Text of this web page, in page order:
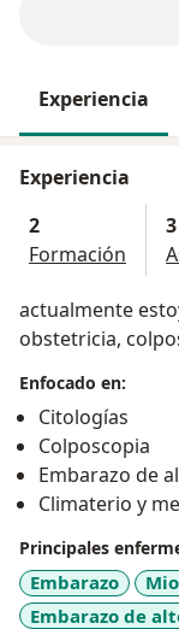
Experiencia
Experiencia
2
Formación
3
actualmente
obstetricia,
Enfocado en:
Citologías
Colposcopia
Embarazo de
Climaterio y
Principales
Embarazo
Embarazo de